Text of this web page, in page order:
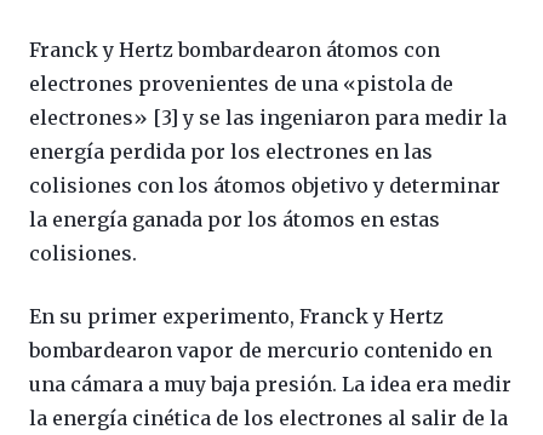
Franck y Hertz bombardearon átomos con
electrones provenientes de una «pistola de
electrones» [3] y se las ingeniaron para medir la
energía perdida por los electrones en las
colisiones con los átomos objetivo y determinar
la energía ganada por los átomos en estas
colisiones.
En su primer experimento, Franck y Hertz
bombardearon vapor de mercurio contenido en
una cámara a muy baja presión. La idea era medir
la energía cinética de los electrones al salir de la